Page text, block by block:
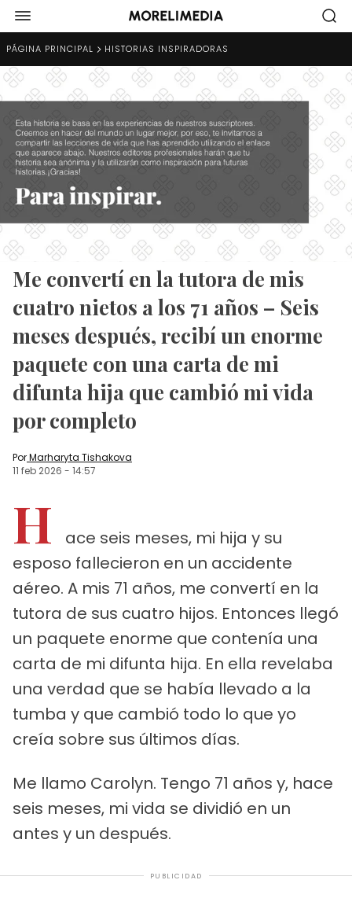
PÁGINA PRINCIPAL HISTORIAS INSPIRADORAS
Me convertí en la tutora de mis
cuatro nietos a los 71 años – Seis
meses después, recibí un enorme
paquete con una carta de mi
difunta hija que cambió mi vida
por completo
PorMarharyta Tishakova
11 feb 2026 - 14:57
H
ace seis meses, mi hija y su
esposo fallecieron en un accidente
aéreo. A mis 71 años, me convertí en la
tutora de sus cuatro hijos. Entonces llegó
un paquete enorme que contenía una
carta de mi difunta hija. En ella revelaba
una verdad que se había llevado a la
tumba y que cambió todo lo que yo
creía sobre sus últimos días.
Me llamo Carolyn. Tengo 71 años y, hace
seis meses, mi vida se dividió en un
antes y un después.
PUBLICIDAD